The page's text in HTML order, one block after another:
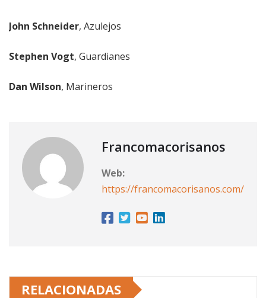
John Schneider, Azulejos
Stephen Vogt, Guardianes
Dan Wilson, Marineros
Francomacorisanos
Web:
https://francomacorisanos.com/
RELACIONADAS